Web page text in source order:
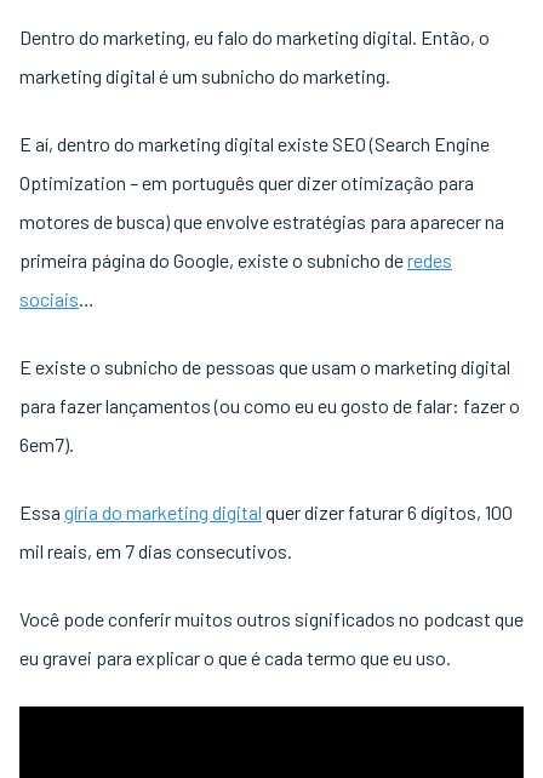
Dentro do marketing, eu falo do marketing digital. Então, o
marketing digital é um subnicho do marketing.
E aí, dentro do marketing digital existe SEO (Search Engine
Optimization – em português quer dizer otimização para
motores de busca) que envolve estratégias para aparecer na
primeira página do Google, existe o subnicho deredes
sociais…
E existe o subnicho de pessoas que usam o marketing digital
para fazer lançamentos (ou como eu eu gosto de falar: fazer o
6em7).
Essa gíria do marketing digital quer dizer faturar 6 dígitos, 100
mil reais, em 7 dias consecutivos.
Você pode conferir muitos outros significados no podcast que
eu gravei para explicar o que é cada termo que eu uso.